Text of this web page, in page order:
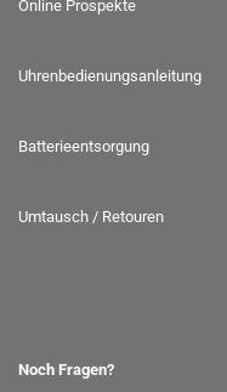
Online Prospekte
Uhrenbedienungsanleitung
Batterieentsorgung
Umtausch / Retouren
Noch Fragen?